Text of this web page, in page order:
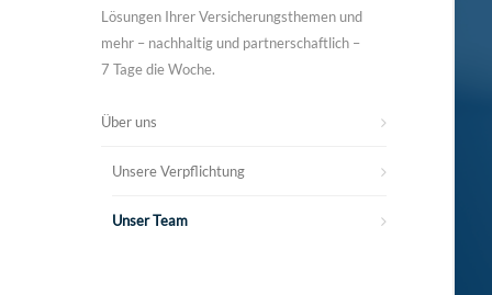
Lösungen Ihrer Versicherungsthemen und
mehr – nachhaltig und partnerschaftlich –
7 Tage die Woche.
Über uns
Unsere Verpflichtung
Unser Team